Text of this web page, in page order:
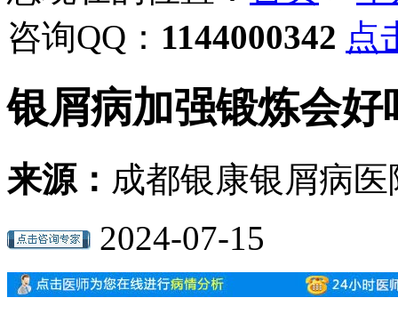
咨询QQ： 1144000342 点
银屑病加强锻炼会好
来源： 成都银康银屑病医
2024-07-15